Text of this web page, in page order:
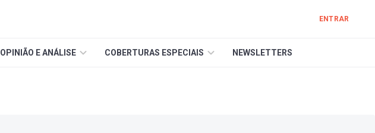
ENTRAR
OPINIÃO E ANÁLISE COBERTURAS ESPECIAIS NEWSLETTERS